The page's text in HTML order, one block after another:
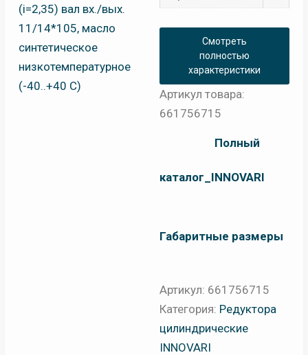
Смотреть
полностью
характеристики
Артикул товара:
661756715
Полный
каталог_INNOVARI
Габаритные размеры
Артикул: 661756715
Категория: Редуктора
цилиндрические
INNOVARI